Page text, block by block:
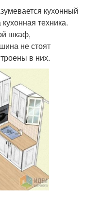
кухонный
техника.
шкаф,
не стоят
в них.